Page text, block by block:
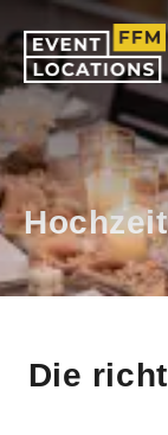
Hochzeit
Die